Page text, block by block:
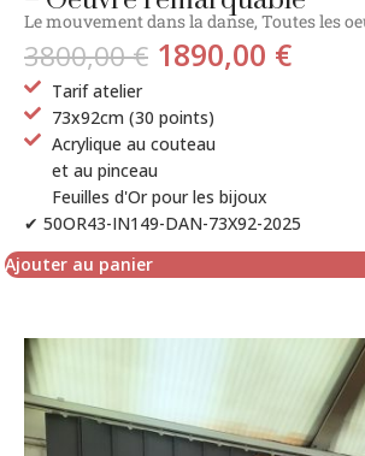
Le mouvement dans la danse, Toutes les
3800,00€ 1890,00 €
Tarif atelier
73x92cm (30 points)
Acrylique au couteau
et au pinceau
Feuilles d'Or pour les bijoux
✔ 50OR43-IN149-DAN-73X92-2025
Ajouter au panier